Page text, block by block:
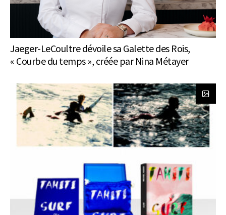
Jaeger-LeCoultre dévoile sa Galette des Rois,
« Courbe du temps », créée par Nina Métayer